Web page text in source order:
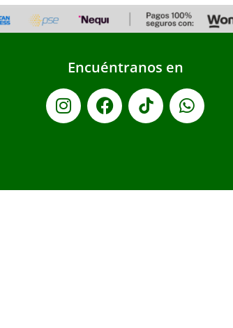
Encuéntranos en